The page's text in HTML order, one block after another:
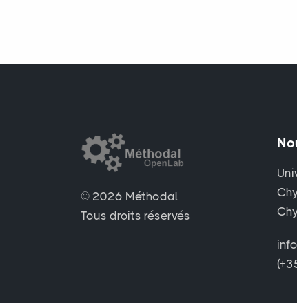
© 2026 Méthodal
Tous droits réservés